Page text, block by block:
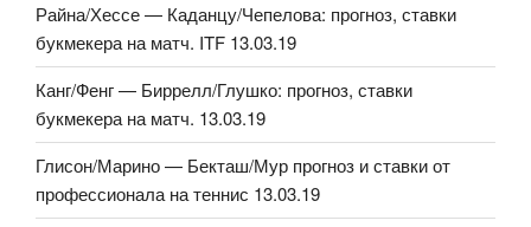
Райна/Хессе — Каданцу/Чепелова: прогноз, ставки
букмекера на матч. ITF 13.03.19
Канг/Фенг — Биррелл/Глушко: прогноз, ставки
букмекера на матч. 13.03.19
Глисон/Марино — Бекташ/Мур прогноз и ставки от
профессионала на теннис 13.03.19